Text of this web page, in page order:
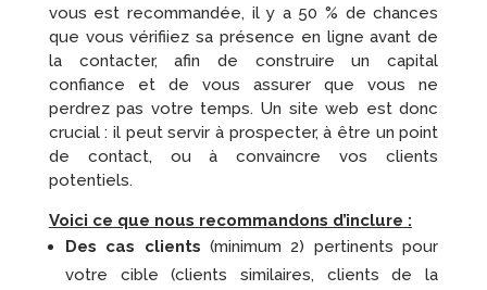
vous est recommandée, il y a 50 % de chances
que vous vérifiiez sa présence en ligne avant de
la contacter, afin de construire un capital
confiance et de vous assurer que vous ne
perdrez pas votre temps. Un site web est donc
crucial : il peut servir à prospecter, à être un point
de contact, ou à convaincre vos clients
potentiels.
Voici ce que nous recommandons d’inclure :
Des cas clients (minimum 2) pertinents pour
votre cible (clients similaires, clients de la